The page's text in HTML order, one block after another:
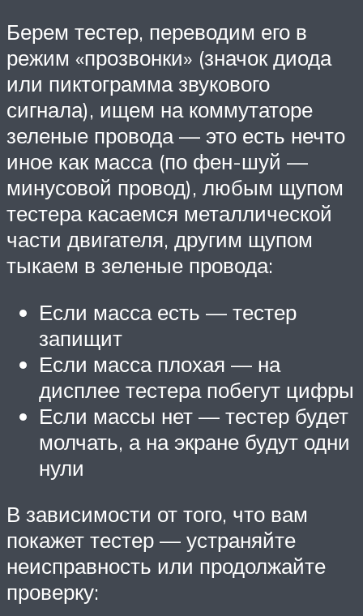
Берем тестер, переводим его в
режим «прозвонки» (значок диода
или пиктограмма звукового
сигнала), ищем на коммутаторе
зеленые провода — это есть нечто
иное как масса (по фен-шуй —
минусовой провод), любым щупом
тестера касаемся металлической
части двигателя, другим щупом
тыкаем в зеленые провода:
Если масса есть — тестер
запищит
Если масса плохая — на
дисплее тестера побегут цифры
Если массы нет — тестер будет
молчать, а на экране будут одни
нули
В зависимости от того, что вам
покажет тестер — устраняйте
неисправность или продолжайте
проверку: